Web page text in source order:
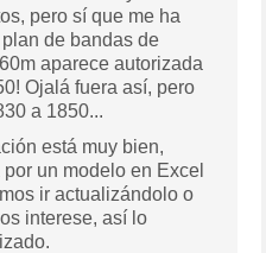
pero sí que me ha
de bandas de
aparece autorizada
Ojalá fuera así, pero
a 1850...
está muy bien,
un modelo en Excel
ir actualizándolo o
interese, así lo